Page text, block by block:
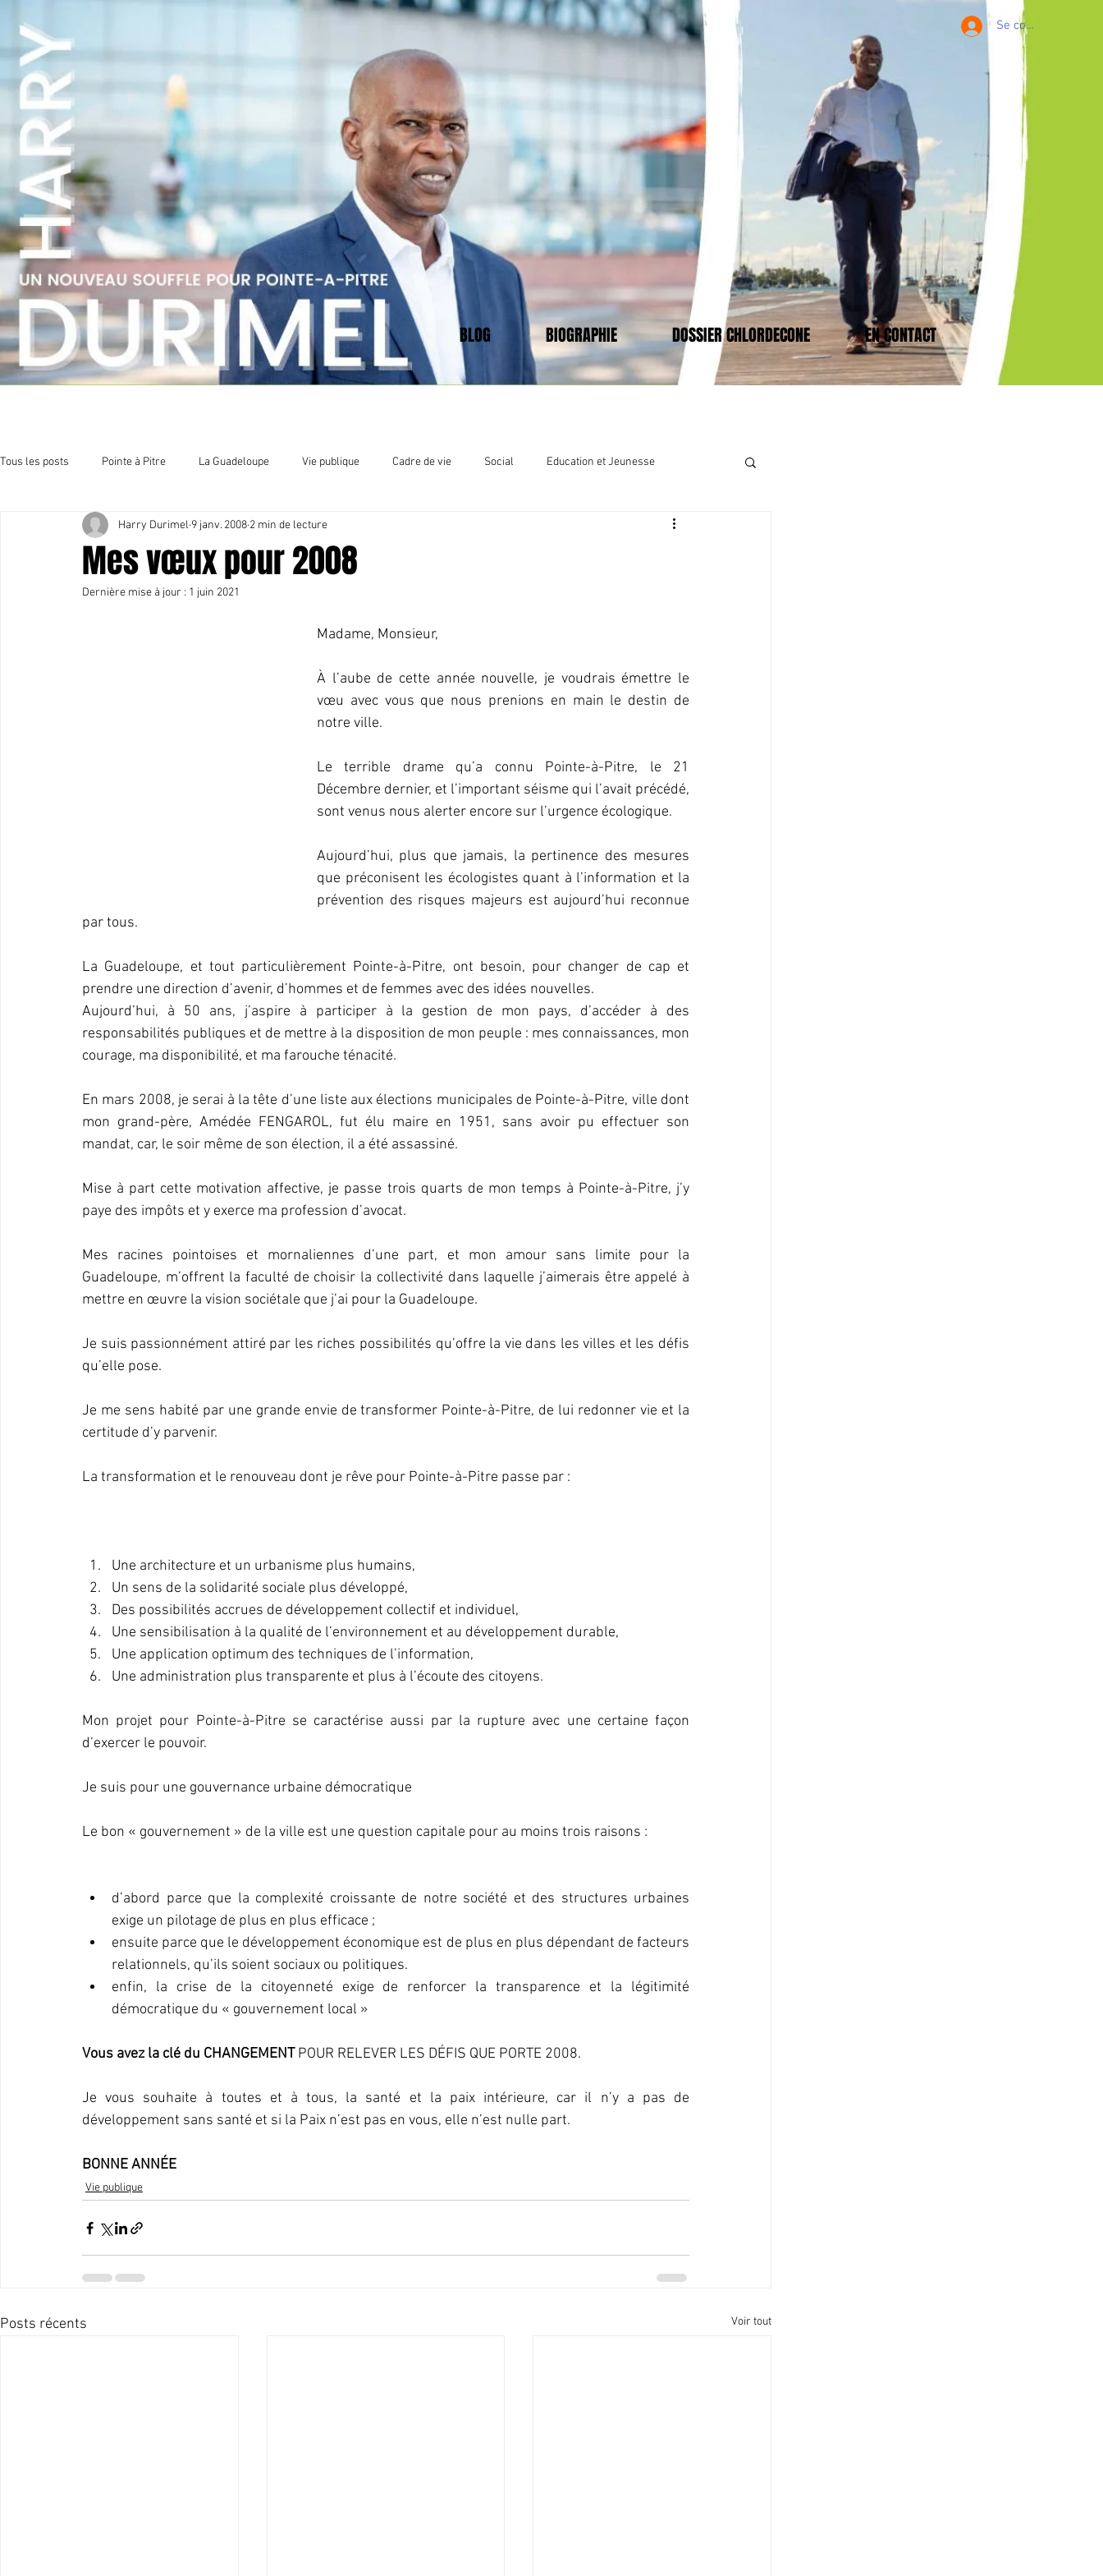
Se connecter
BLOG BIOGRAPHIE DOSSIER CHLORDECONE EN CONTACT
Tous les posts Pointe à Pitre La Guadeloupe Vie publique Cadre de vie Social Education et Jeunesse
Sport et culture Organisation politique
Mes vœux pour 2008
Harry Durimel 9 janv. 2008 2 min de lecture
Dernière mise à jour : 1 juin 2021
Madame, Monsieur,
À l’aube de cette année nouvelle, je voudrais émettre le
vœu avec vous que nous prenions en main le destin de
notre ville.
Le terrible drame qu’a connu Pointe-à-Pitre, le 21
Décembre dernier, et l’important séisme qui l’avait précédé,
sont venus nous alerter encore sur l’urgence écologique.
Aujourd’hui, plus que jamais, la pertinence des mesures
que préconisent les écologistes quant à l’information et la
prévention des risques majeurs est aujourd’hui reconnue
par tous.
La Guadeloupe, et tout particulièrement Pointe-à-Pitre, ont besoin, pour changer de cap et
prendre une direction d’avenir, d’hommes et de femmes avec des idées nouvelles.
Aujourd’hui, à 50 ans, j’aspire à participer à la gestion de mon pays, d’accéder à des
responsabilités publiques et de mettre à la disposition de mon peuple : mes connaissances, mon
courage, ma disponibilité, et ma farouche ténacité.
En mars 2008, je serai à la tête d’une liste aux élections municipales de Pointe-à-Pitre, ville dont
mon grand-père, Amédée FENGAROL, fut élu maire en 1951, sans avoir pu effectuer son
mandat, car, le soir même de son élection, il a été assassiné.
Mise à part cette motivation affective, je passe trois quarts de mon temps à Pointe-à-Pitre, j’y
paye des impôts et y exerce ma profession d’avocat.
Mes racines pointoises et mornaliennes d’une part, et mon amour sans limite pour la
Guadeloupe, m’offrent la faculté de choisir la collectivité dans laquelle j’aimerais être appelé à
mettre en œuvre la vision sociétale que j’ai pour la Guadeloupe.
Je suis passionnément attiré par les riches possibilités qu’offre la vie dans les villes et les défis
qu’elle pose.
Je me sens habité par une grande envie de transformer Pointe-à-Pitre, de lui redonner vie et la
certitude d’y parvenir.
La transformation et le renouveau dont je rêve pour Pointe-à-Pitre passe par :
Une architecture et un urbanisme plus humains,
Un sens de la solidarité sociale plus développé,
Des possibilités accrues de développement collectif et individuel,
Une sensibilisation à la qualité de l’environnement et au développement durable,
Une application optimum des techniques de l’information,
Une administration plus transparente et plus à l’écoute des citoyens.
Mon projet pour Pointe-à-Pitre se caractérise aussi par la rupture avec une certaine façon
d’exercer le pouvoir.
Je suis pour une gouvernance urbaine démocratique
Le bon « gouvernement » de la ville est une question capitale pour au moins trois raisons :
d’abord parce que la complexité croissante de notre société et des structures urbaines
exige un pilotage de plus en plus efficace ;
ensuite parce que le développement économique est de plus en plus dépendant de facteurs
relationnels, qu’ils soient sociaux ou politiques.
enfin, la crise de la citoyenneté exige de renforcer la transparence et la légitimité
démocratique du « gouvernement local »
Vous avez la clé du CHANGEMENT POUR RELEVER LES DÉFIS QUE PORTE 2008.
Je vous souhaite à toutes et à tous, la santé et la paix intérieure, car il n’y a pas de
développement sans santé et si la Paix n’est pas en vous, elle n’est nulle part.
BONNE ANNÉE
Vie publique
Posts récents Voir tout